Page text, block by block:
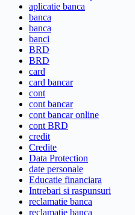
aplicatie banca
banca
banca
banci
BRD
BRD
card
card bancar
cont
cont bancar
cont bancar online
cont BRD
credit
Credite
Data Protection
date personale
Educatie financiara
Intrebari si raspunsuri
reclamatie banca
reclamatie banca